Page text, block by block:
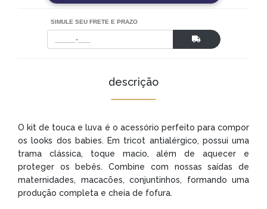
SIMULE SEU FRETE E PRAZO
descrição
O kit de touca e luva é o acessório perfeito para compor
os looks dos babies. Em tricot antialérgico, possui uma
trama clássica, toque macio, além de aquecer e
proteger os bebês. Combine com nossas saídas de
maternidades, macacões, conjuntinhos, formando uma
produção completa e cheia de fofura.